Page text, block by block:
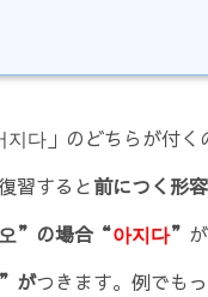
다」のどちらが付く
習すると前につく形
”の場合“아지다” が
がつきます。例でも